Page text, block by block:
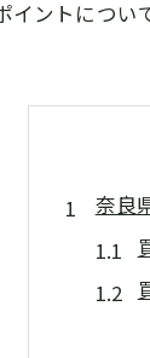
ントについ
奈良